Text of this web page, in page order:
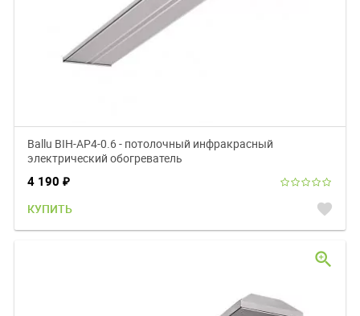
Ballu BIH-AP4-0.6 - потолочный инфракрасный
электрический обогреватель
4 190 ₽
КУПИТЬ favorite
zoom_in